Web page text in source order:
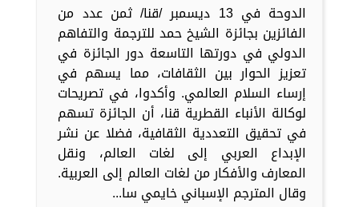
الدوحة في 13 ديسمبر /قنا/ ثمن عدد من
الفائزين بجائزة الشيخ حمد للترجمة والتفاهم
الدولي في دورتها التاسعة دور الجائزة في
تعزيز الحوار بين الثقافات، مما يسهم في
إرساء السلام العالمي. وأكدوا، في تصريحات
لوكالة الأنباء القطرية قنا، أن الجائزة تسهم
في تحقيق التعددية الثقافية، فضلا عن نشر
الإبداع العربي إلى لغات العالم، ونقل
المعارف والأفكار من لغات العالم إلى العربية.
وقال المترجم الإسباني خايمي سا...